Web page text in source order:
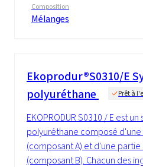
Composition
Mélanges
Ekoprodur®S0310/E
polyuréthane
Prêt à
EKOPRODUR S0310 / E est
polyuréthane composé
(composant A) et d'une
(composant B). Chacun des